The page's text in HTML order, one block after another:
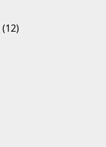
(12)